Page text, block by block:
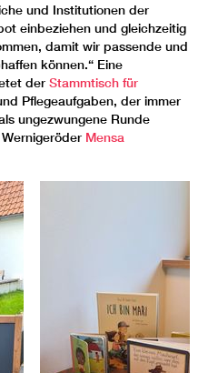
und Institutionen der
einbeziehen und gleichzeitig
damit wir passende und
können.“ Eine
der Stammtisch für
Pflegeaufgaben, der immer
ungezwungene Runde
Mensa